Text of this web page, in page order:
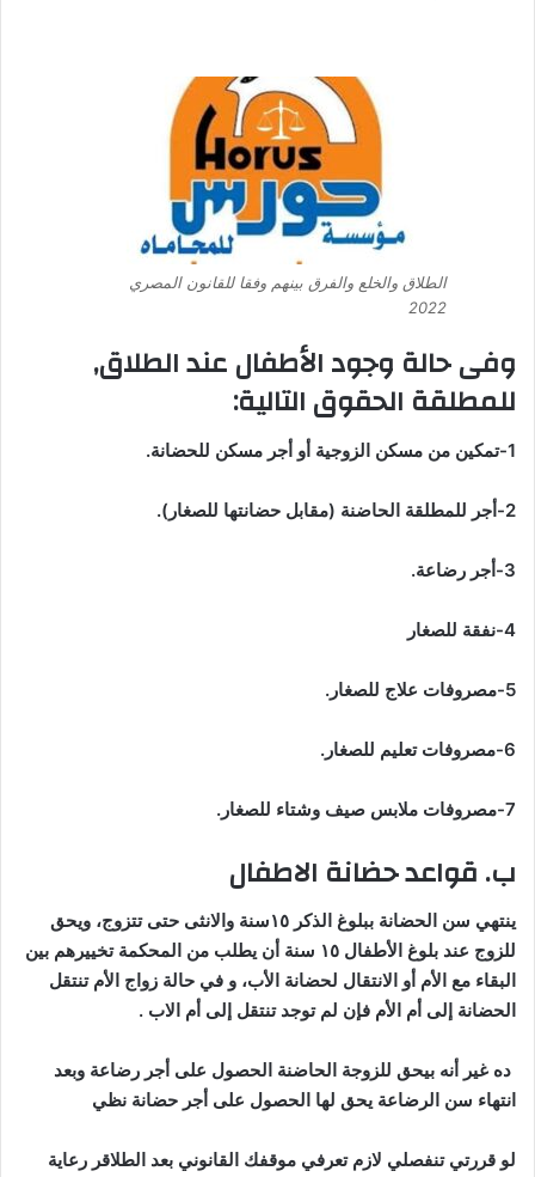
الطلاق والخلع والفرق بينهم وفقا للقانون المصري
2022
وفى حالة وجود الأطفال عند الطلاق,
للمطلقة الحقوق التالية:
1-تمكين من مسكن الزوجية أو أجر مسكن للحضانة.
2-أجر للمطلقة الحاضنة (مقابل حضانتها للصغار).
3-أجر رضاعة.
4-نفقة للصغار
5-مصروفات علاج للصغار.
6-مصروفات تعليم للصغار.
7-مصروفات ملابس صيف وشتاء للصغار.
ب. قواعد حضانة الاطفال
ينتهي سن الحضانة ببلوغ الذكر ١٥سنة والانثى حتى تتزوج، ويحق
للزوج عند بلوغ الأطفال ١٥ سنة أن يطلب من المحكمة تخييرهم بين
البقاء مع الأم أو الانتقال لحضانة الأب، و في حالة زواج الأم تنتقل
الحضانة إلى أم الأم فإن لم توجد تنتقل إلى أم الاب .
ده غير أنه بيحق للزوجة الحاضنة الحصول على أجر رضاعة وبعد
انتهاء سن الرضاعة يحق لها الحصول على أجر حضانة نظي
لو قررتي تنفصلي لازم تعرفي موقفك القانوني بعد الطلاقر رعاية